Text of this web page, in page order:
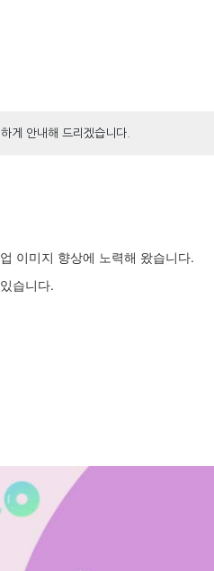
게 안내해 드리겠습니다.
이미지 향상에 노력해 왔습니다.
습니다.